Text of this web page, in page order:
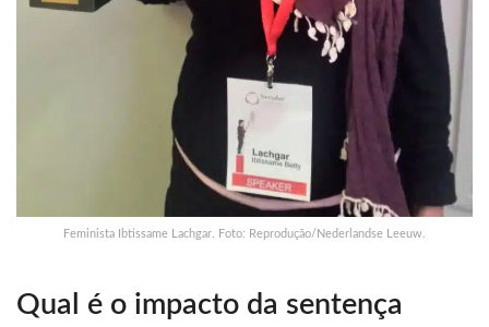
Feminista Ibtissame Lachgar. Foto: Reprodução/Nederlandse Leeuw.
Qual é o impacto da sentença